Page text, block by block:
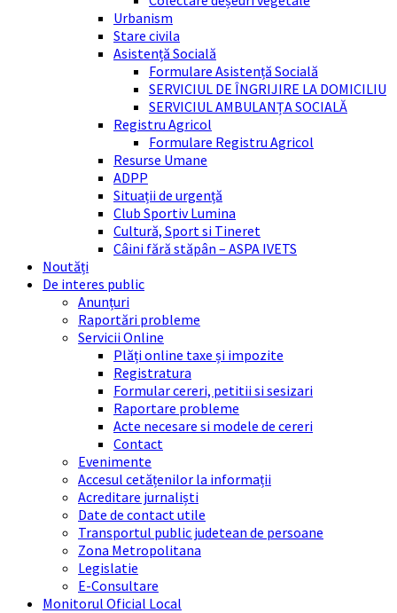
Urbanism
Stare civila
Asistență Socială
Formulare Asistență Socială
SERVICIUL DE ÎNGRIJIRE LA DOMICILIU
SERVICIUL AMBULANȚA SOCIALĂ
Registru Agricol
Formulare Registru Agricol
Resurse Umane
ADPP
Situații de urgență
Club Sportiv Lumina
Cultură, Sport si Tineret
Câini fără stăpân – ASPA IVETS
Noutăți
De interes public
Anunțuri
Raportări probleme
Servicii Online
Plăți online taxe și impozite
Registratura
Formular cereri, petitii si sesizari
Raportare probleme
Acte necesare si modele de cereri
Contact
Evenimente
Accesul cetățenilor la informații
Acreditare jurnaliști
Date de contact utile
Transportul public judetean de persoane
Zona Metropolitana
Legislatie
E-Consultare
Monitorul Oficial Local